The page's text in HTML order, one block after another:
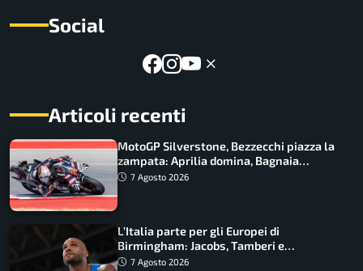
Social
Articoli recenti
MotoGP Silverstone, Bezzecchi piazza la
zampata: Aprilia domina, Bagnaia
costretto al Q1
7 Agosto 2026
L’Italia parte per gli Europei di
Birmingham: Jacobs, Tamberi e
Battocletti guidano una spedizione
7 Agosto 2026